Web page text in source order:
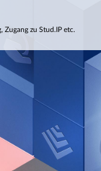
Zugang zu Stud.IP etc.